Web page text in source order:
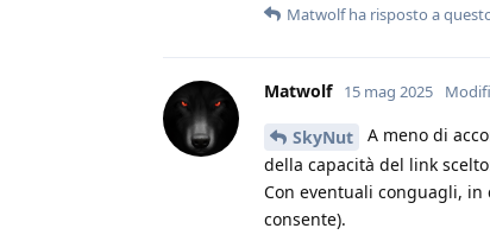
Matwolfha risposto a
Matwolf 15 mag 2025
SkyNut
A meno di
della capacità del link
Con eventuali conguagli,
consente).